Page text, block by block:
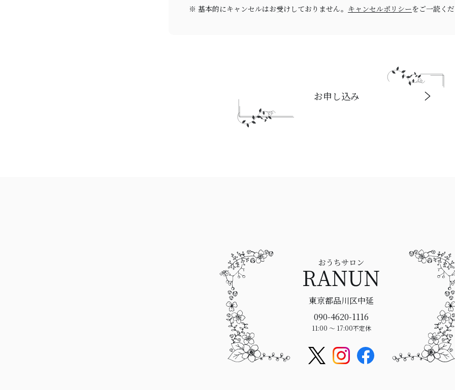
基本的にキャンセルはお受けしておりません。 キャンセルポリシーをご一読くだ
お申し込み
東京都品川区中延
090-4620-1116
11:00 〜 17:00不定休